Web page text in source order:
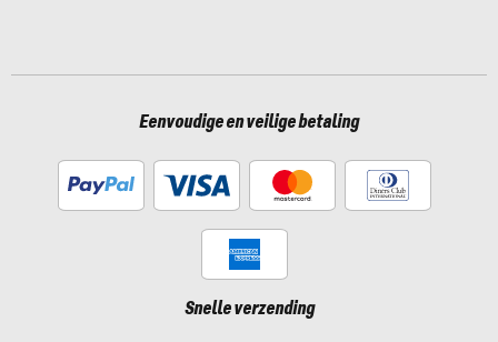
Eenvoudige en veilige betaling
Snelle verzending